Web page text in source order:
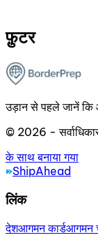
फ़ुटर
उड़ान से पहले जानें कि
© 2026 -
के साथ बनाया गया
ShipAhead
लिंक
देशआगमन कार्डआगमन